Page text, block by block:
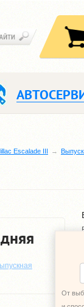
Escalade ІІІ
От